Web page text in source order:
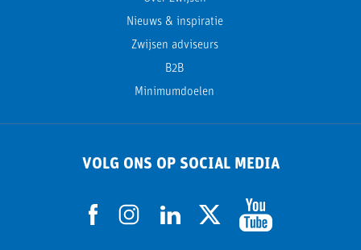
Nieuws & inspiratie
Zwijsen adviseurs
B2B
Minimumdoelen
VOLG ONS OP SOCIAL MEDIA